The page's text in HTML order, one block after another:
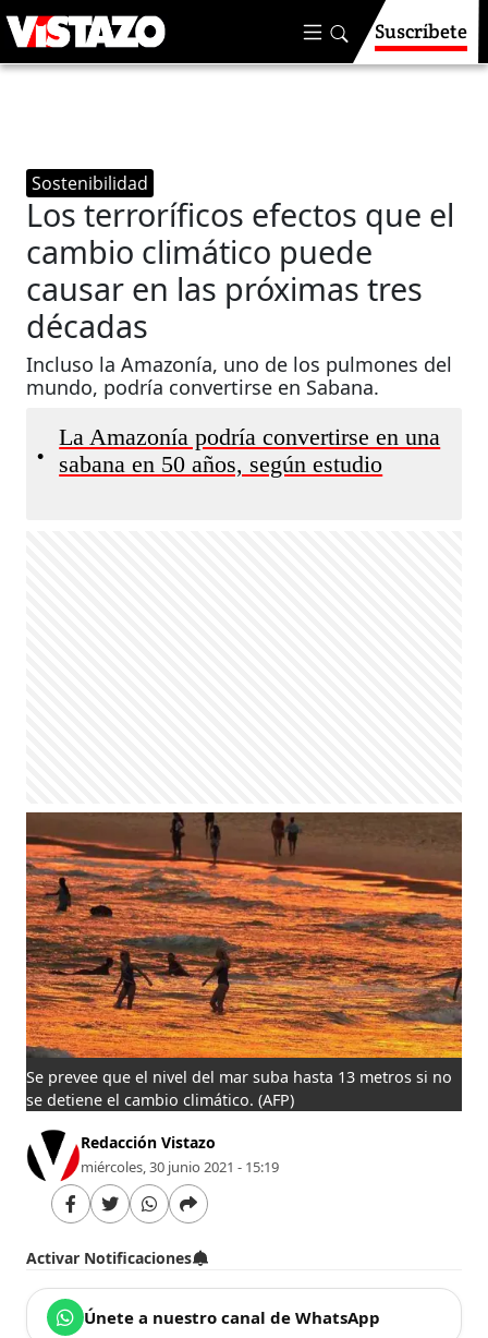
Suscríbete
Sostenibilidad
Los terroríficos efectos que el
cambio climático puede
causar en las próximas tres
décadas
Incluso la Amazonía, uno de los pulmones del
mundo, podría convertirse en Sabana.
•
La Amazonía podría convertirse en una
sabana en 50 años, según estudio
Se prevee que el nivel del mar suba hasta 13 metros si no
se detiene el cambio climático. (AFP)
Redacción Vistazo
miércoles, 30 junio 2021 - 15:19
Activar Notificaciones
Únete a nuestro canal de WhatsApp